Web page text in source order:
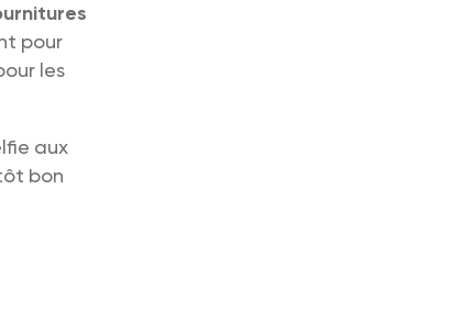
pour
les
aux
bon